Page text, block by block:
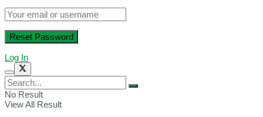
Log In
No Result
View All Result